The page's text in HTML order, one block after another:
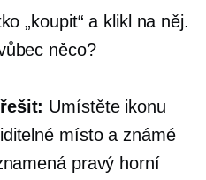
„koupit“ a klikl na něj.
něco?
Umístěte ikonu
místo a známé
pravý horní